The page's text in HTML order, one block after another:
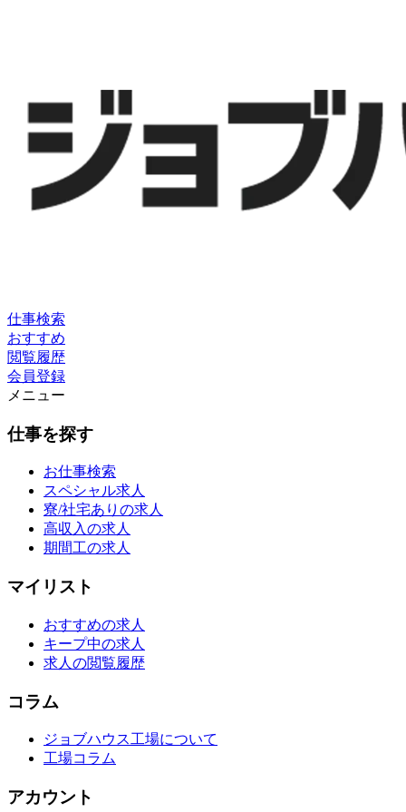
仕事検索
おすすめ
閲覧履歴
会員登録
メニュー
仕事を探す
お仕事検索
スペシャル求人
寮/社宅ありの求人
高収入の求人
期間工の求人
マイリスト
おすすめの求人
キープ中の求人
求人の閲覧履歴
コラム
ジョブハウス工場について
工場コラム
アカウント